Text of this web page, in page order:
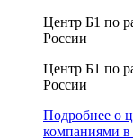
Центр Б1 по
России
Центр Б1 по
России
Подробнее о
компаниями в